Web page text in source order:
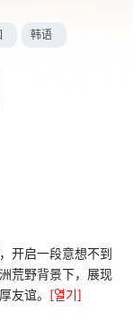
韩语
开启一段意想不到
荒野背景下，展现
友谊。 [열기]